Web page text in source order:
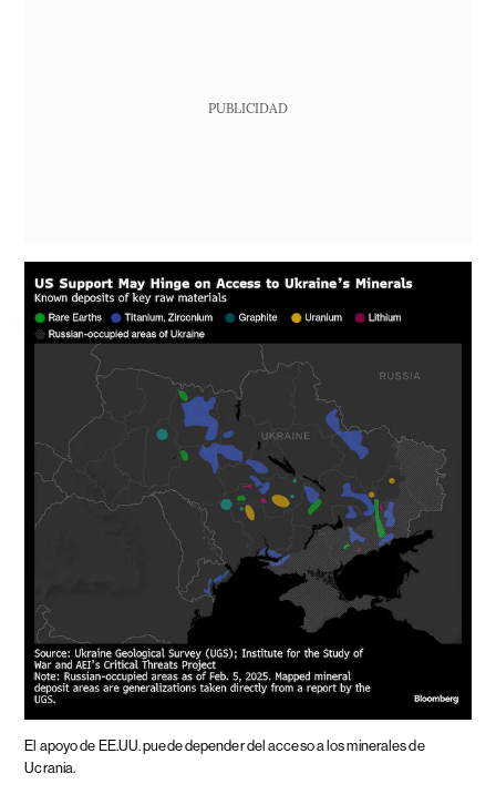
PUBLICIDAD
El apoyo de EE.UU. puede depender del acceso a los minerales de
Ucrania.